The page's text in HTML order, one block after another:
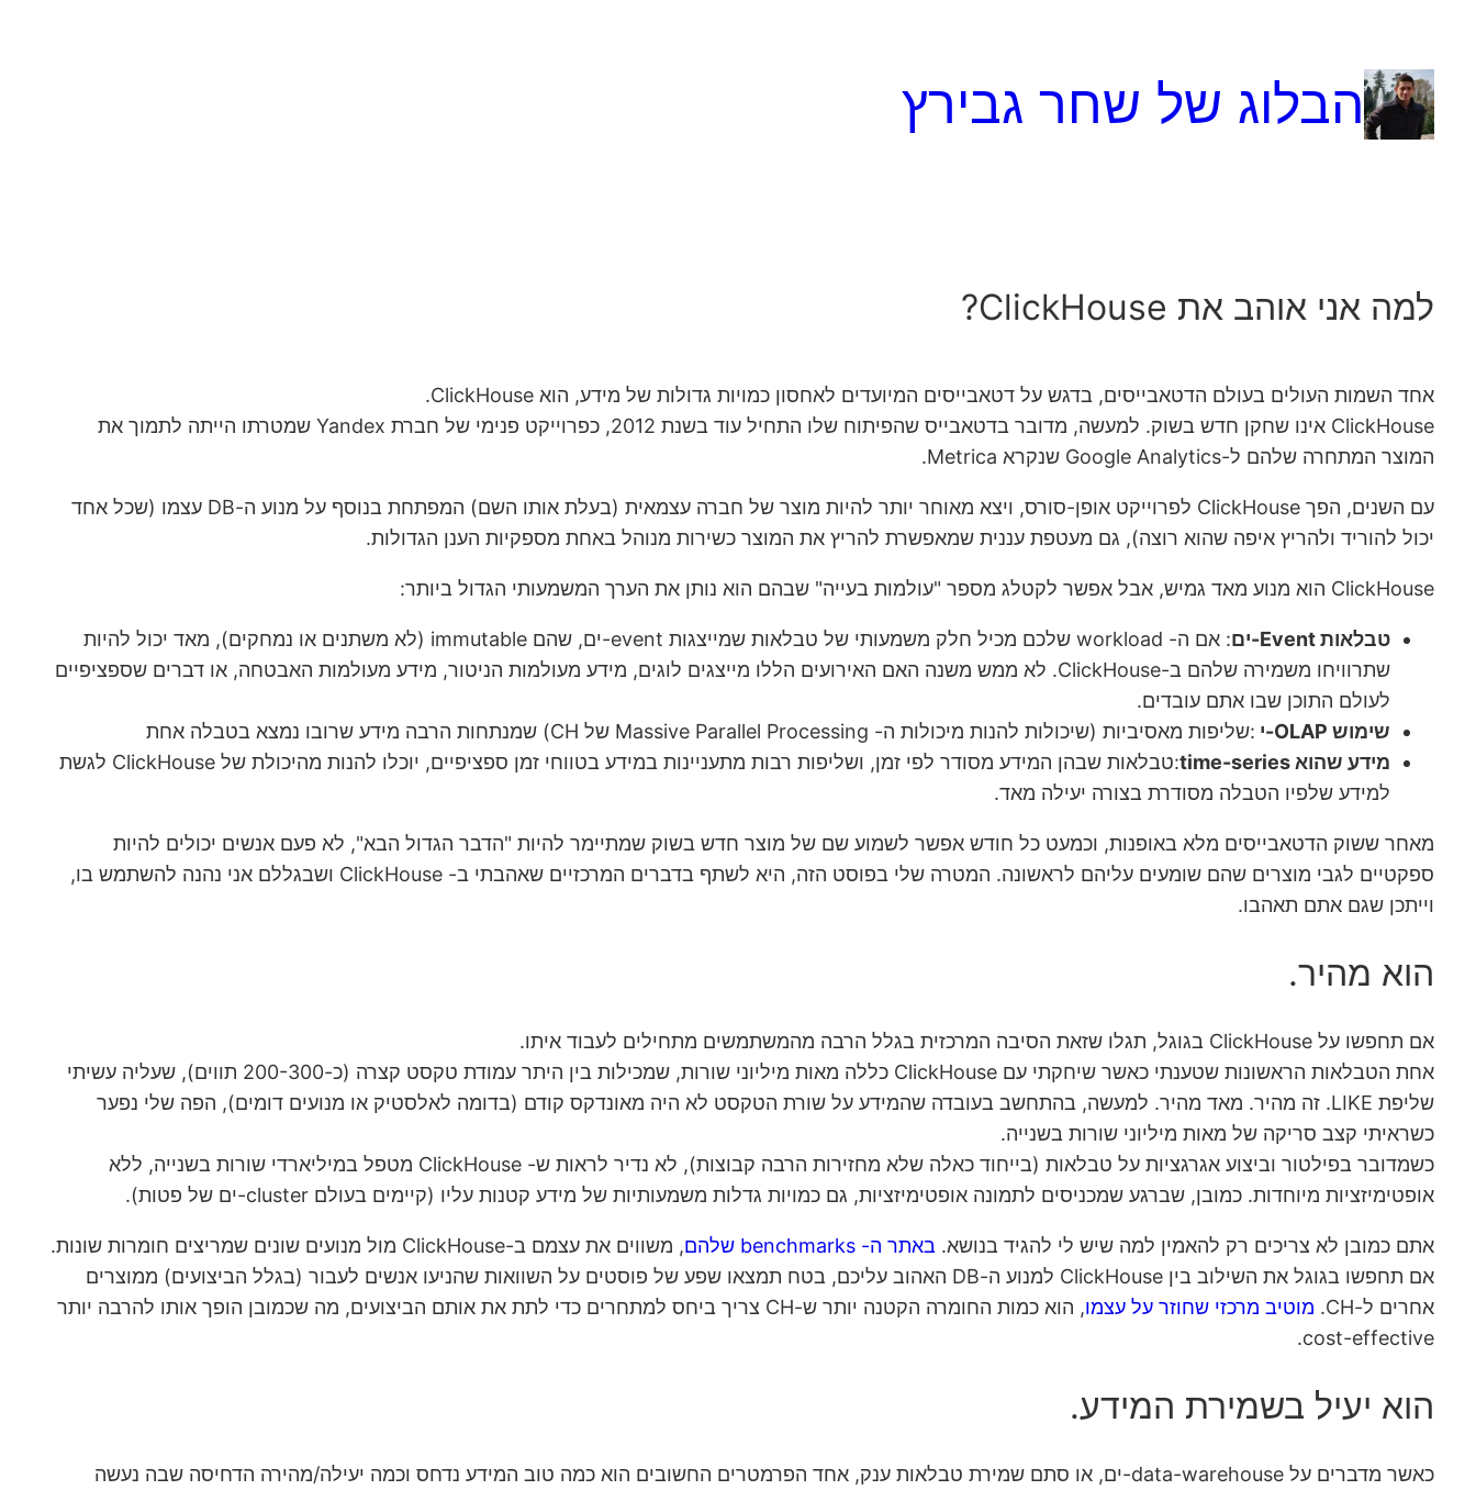
הבלוג של שחר גבירץ
למה אני אוהב את ClickHouse?
אחד השמות העולים בעולם הדטאבייסים, בדגש על דטאבייסים המיועדים לאחסון כמויות גדולות של מידע, הוא ClickHouse.
ClickHouse אינו שחקן חדש בשוק. למעשה, מדובר בדטאבייס שהפיתוח שלו התחיל עוד בשנת 2012, כפרוייקט פנימי של חברת Yandex שמטרתו הייתה לתמוך את
המוצר המתחרה שלהם ל-Google Analytics שנקרא Metrica.
עם השנים, הפך ClickHouse לפרוייקט אופן-סורס, ויצא מאוחר יותר להיות מוצר של חברה עצמאית (בעלת אותו השם) המפתחת בנוסף על מנוע ה-DB עצמו (שכל אחד
יכול להוריד ולהריץ איפה שהוא רוצה), גם מעטפת עננית שמאפשרת להריץ את המוצר כשירות מנוהל באחת מספקיות הענן הגדולות.
ClickHouse הוא מנוע מאד גמיש, אבל אפשר לקטלג מספר "עולמות בעייה" שבהם הוא נותן את הערך המשמעותי הגדול ביותר:
טבלאות Event-ים
: אם ה- workload שלכם מכיל חלק משמעותי של טבלאות שמייצגות event-ים, שהם immutable (לא משתנים או נמחקים), מאד יכול להיות
שתרוויחו משמירה שלהם ב-ClickHouse. לא ממש משנה האם האירועים הללו מייצגים לוגים, מידע מעולמות הניטור, מידע מעולמות האבטחה, או דברים שספציפיים
לעולם התוכן שבו אתם עובדים.
שימוש OLAP-י
:שליפות מאסיביות (שיכולות להנות מיכולות ה- Massive Parallel Processing של CH) שמנתחות הרבה מידע שרובו נמצא בטבלה אחת
מידע שהוא time-series
:טבלאות שבהן המידע מסודר לפי זמן, ושליפות רבות מתעניינות במידע בטווחי זמן ספציפיים, יוכלו להנות מהיכולת של ClickHouse לגשת
למידע שלפיו הטבלה מסודרת בצורה יעילה מאד.
מאחר ששוק הדטאבייסים מלא באופנות, וכמעט כל חודש אפשר לשמוע שם של מוצר חדש בשוק שמתיימר להיות "הדבר הגדול הבא", לא פעם אנשים יכולים להיות
ספקטיים לגבי מוצרים שהם שומעים עליהם לראשונה. המטרה שלי בפוסט הזה, היא לשתף בדברים המרכזיים שאהבתי ב- ClickHouse ושבגללם אני נהנה להשתמש בו,
וייתכן שגם אתם תאהבו.
הוא מהיר.
אם תחפשו על ClickHouse בגוגל, תגלו שזאת הסיבה המרכזית בגלל הרבה מהמשתמשים מתחילים לעבוד איתו.
אחת הטבלאות הראשונות שטענתי כאשר שיחקתי עם ClickHouse כללה מאות מיליוני שורות, שמכילות בין היתר עמודת טקסט קצרה (כ-200-300 תווים), שעליה עשיתי
שליפת LIKE. זה מהיר. מאד מהיר. למעשה, בהתחשב בעובדה שהמידע על שורת הטקסט לא היה מאונדקס קודם (בדומה לאלסטיק או מנועים דומים), הפה שלי נפער
כשראיתי קצב סריקה של מאות מיליוני שורות בשנייה.
כשמדובר בפילטור וביצוע אגרגציות על טבלאות (בייחוד כאלה שלא מחזירות הרבה קבוצות), לא נדיר לראות ש- ClickHouse מטפל במיליארדי שורות בשנייה, ללא
אופטימיזציות מיוחדות. כמובן, שברגע שמכניסים לתמונה אופטימיזציות, גם כמויות גדלות משמעותיות של מידע קטנות עליו (קיימים בעולם cluster-ים של פטות).
אתם כמובן לא צריכים רק להאמין למה שיש לי להגיד בנושא. באתר ה- benchmarks שלהם
, משווים את עצמם ב-ClickHouse מול מנועים שונים שמריצים חומרות שונות.
אם תחפשו בגוגל את השילוב בין ClickHouse למנוע ה-DB האהוב עליכם, בטח תמצאו שפע של פוסטים על השוואות שהניעו אנשים לעבור (בגלל הביצועים) ממוצרים
אחרים ל-CH.
מוטיב מרכזי שחוזר על עצמו
, הוא כמות החומרה הקטנה יותר ש-CH צריך ביחס למתחרים כדי לתת את אותם הביצועים, מה שכמובן הופך אותו להרבה יותר
cost-effective.
הוא יעיל בשמירת המידע.
כאשר מדברים על data-warehouse-ים, או סתם שמירת טבלאות ענק, אחד הפרמטרים החשובים הוא כמה טוב המידע נדחס וכמה יעילה/מהירה הדחיסה שבה נעשה